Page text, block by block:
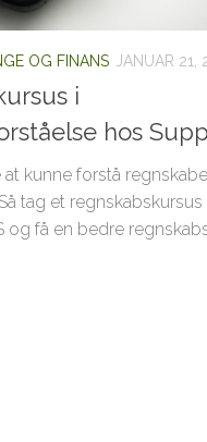
OG FINANS JANUAR 21,
i
hos
kunne forstå
tag et regnskabskursus
få en bedre